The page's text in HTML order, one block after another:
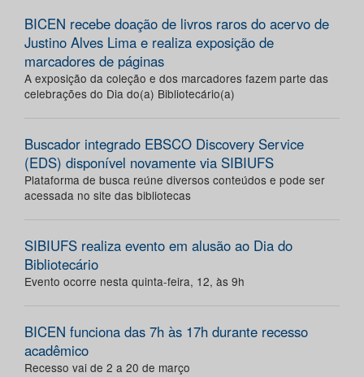
BICEN recebe doação de livros raros do acervo de
Justino Alves Lima e realiza exposição de
marcadores de páginas
A exposição da coleção e dos marcadores fazem parte das
celebrações do Dia do(a) Bibliotecário(a)
Buscador integrado EBSCO Discovery Service
(EDS) disponível novamente via SIBIUFS
Plataforma de busca reúne diversos conteúdos e pode ser
acessada no site das bibliotecas
SIBIUFS realiza evento em alusão ao Dia do
Bibliotecário
Evento ocorre nesta quinta-feira, 12, às 9h
BICEN funciona das 7h às 17h durante recesso
acadêmico
Recesso vai de 2 a 20 de março